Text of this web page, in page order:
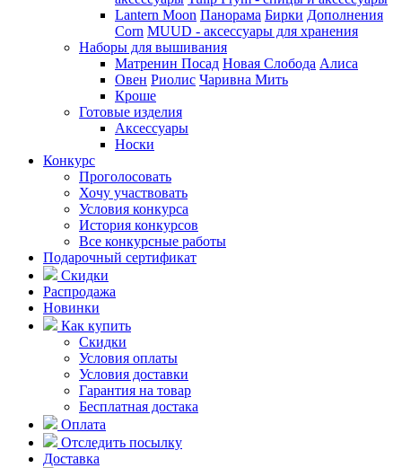
Lantern Moon Панорама Бирки Дополнения
Corn MUUD - аксессуары для хранения
Наборы для вышивания
Матренин Посад Новая Слобода Алиса
Овен Риолис Чаривна Мить
Кроше
Готовые изделия
Аксессуары
Носки
Конкурс
Проголосовать
Хочу участвовать
Условия конкурса
История конкурсов
Все конкурсные работы
Подарочный сертификат
Скидки
Распродажа
Новинки
Как купить
Скидки
Условия оплаты
Условия доставки
Гарантия на товар
Бесплатная достака
Оплата
Отследить посылку
Доставка